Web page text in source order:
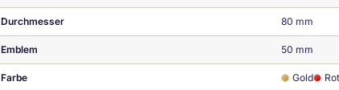
Durchmesser 80 mm
Emblem 50 mm
Farbe Gold Rot